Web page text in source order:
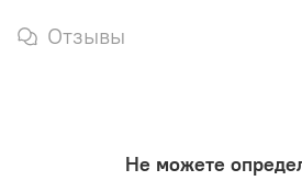
Отзывы
Не можете